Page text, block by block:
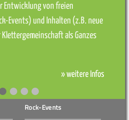
Entwicklung von freien
Events) und Inhalten (z.B. neue
als Ganzes
» weitere Infos
Rock-Events